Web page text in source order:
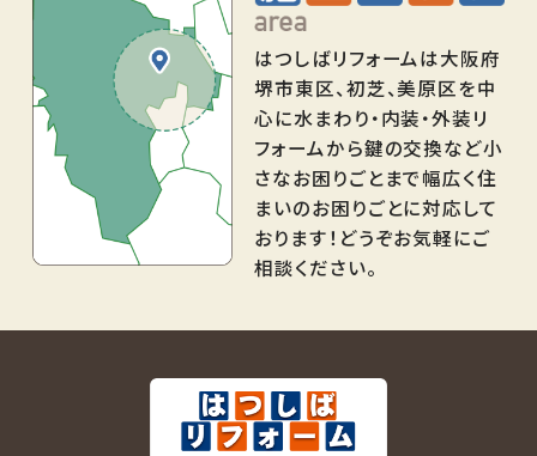
はつしばリフォームは大阪府
堺市東区、初芝、美原区を中
心に水まわり・内装・外装リ
フォームから鍵の交換など小
さなお困りごとまで幅広く住
まいのお困りごとに対応して
おります！どうぞお気軽にご
相談ください。